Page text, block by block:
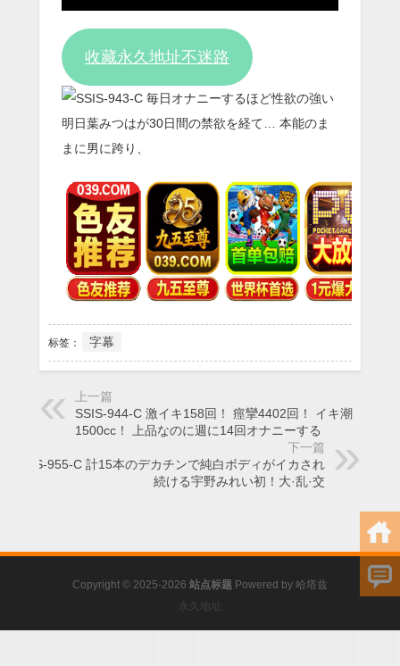
收藏永久地址不迷路
标签： 字幕
上一篇
SSIS-944-C 激イキ158回！ 痙攣4402回！ イキ潮
1500cc！ 上品なのに週に14回オナニーする
下一篇
SSIS-955-C 計15本のデカチンで純白ボディがイカされ
続ける宇野みれい初！大·乱·交
Copyright © 2025-2026 站点标题 Powered by 哈塔兹
永久地址